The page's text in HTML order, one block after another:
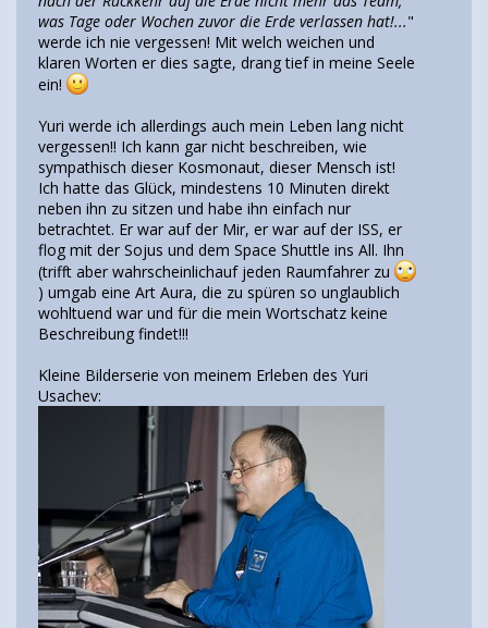
was Tage oder Wochen zuvor die Erde verlassen hat!..."
werde ich nie vergessen! Mit welch weichen und
klaren Worten er dies sagte, drang tief in meine Seele
ein!
Yuri werde ich allerdings auch mein Leben lang nicht
vergessen!! Ich kann gar nicht beschreiben, wie
sympathisch dieser Kosmonaut, dieser Mensch ist!
Ich hatte das Glück, mindestens 10 Minuten direkt
neben ihn zu sitzen und habe ihn einfach nur
betrachtet. Er war auf der Mir, er war auf der ISS, er
flog mit der Sojus und dem Space Shuttle ins All. Ihn
(trifft aber wahrscheinlichauf jeden Raumfahrer zu
) umgab eine Art Aura, die zu spüren so unglaublich
wohltuend war und für die mein Wortschatz keine
Beschreibung findet!!!
Kleine Bilderserie von meinem Erleben des Yuri
Usachev: